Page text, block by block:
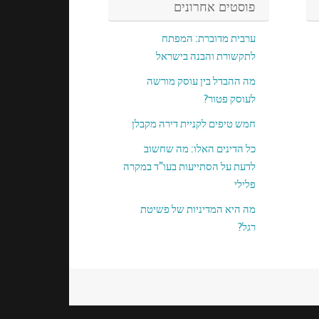
פוסטים אחרונים
ערבית מדוברת: המפתח
לתקשורת והבנה בישראל
מה ההבדל בין עוסק מורשה
לעוסק פטור?
חמש טיפים לקניית דירה מקבלן
כל הדינים האלו: מה שחשוב
לדעת על הסתייעות בעו"ד במקרה
פלילי
מה היא המדיניות של פשיטת
רגל?